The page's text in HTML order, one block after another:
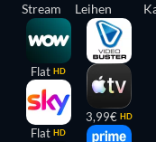
Stream
Flat HD
Flat HD
Leihen
3,99€ HD